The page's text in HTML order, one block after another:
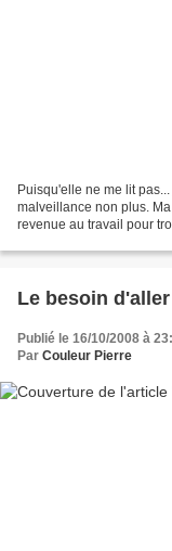
Puisqu'elle ne me lit
malveillance non plus.
revenue au travail pour
Le besoin
Publié le 16/10/2008 à
Par Couleur Pierre